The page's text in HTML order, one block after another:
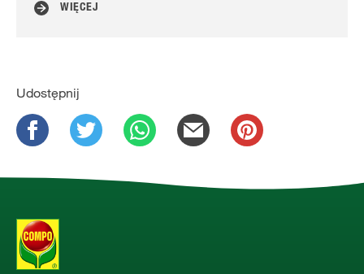
WIĘCEJ
Udostępnij